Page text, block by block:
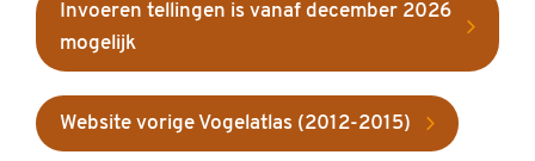
Invoeren tellingen is vanaf december 2026
mogelijk
Website vorige Vogelatlas (2012-2015)